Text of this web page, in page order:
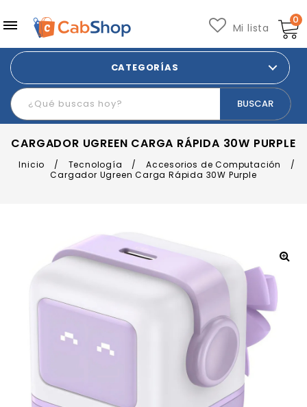
0
Mi lista
CATEGORÍAS
CARGADOR UGREEN CARGA RÁPIDA 30W PURPLE
Inicio / Tecnología / Accesorios de Computación
/
Cargador Ugreen Carga Rápida 30W Purple